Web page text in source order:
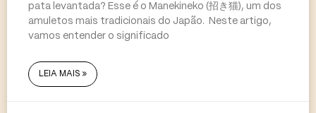
pata levantada? Esse é o Manekineko (招き猫), um dos
amuletos mais tradicionais do Japão. Neste artigo,
vamos entender o significado
LEIA MAIS »